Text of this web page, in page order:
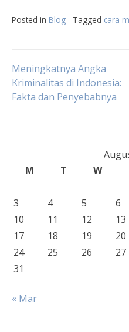
Posted in Blog Tagged cara
Post
navigation
Meningkatnya Angka
Kriminalitas di Indonesia:
Fakta dan Penyebabnya
M
T W
3
4 5 6
10
11 12 13
17
18 19 20
24
25 26 27
31
« Mar